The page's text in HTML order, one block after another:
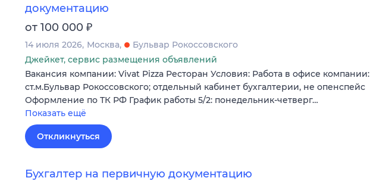
Жизненные ситуации
Гороскопы
документацию
от 100 000 ₽
14 июля 2026 Москва
Бульвар Рокоссовского
Джейкет, сервис размещения объявлений
Вакансия компании: Vivat Pizza Ресторан Условия: Работа в офисе компании:
ст.м.Бульвар Рокоссовского; отдельный кабинет бухгалтерии, не опенспейс
Оформление по ТК РФ График работы 5/2: понедельник-четверг…
Показать ещё
Откликнуться
Бухгалтер на первичную документацию